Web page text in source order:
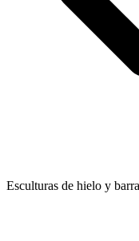
Esculturas de hielo y